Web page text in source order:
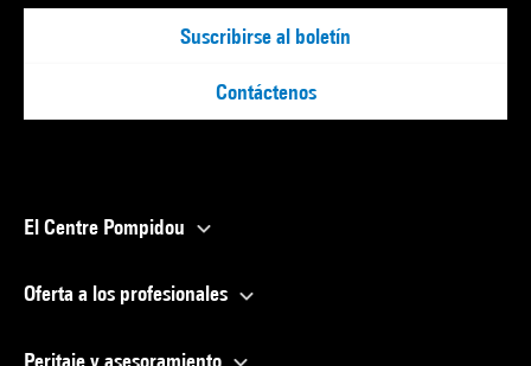
Suscribirse al boletín
Contáctenos
El Centre Pompidou
Oferta a los profesionales
Peritaje y asesoramiento